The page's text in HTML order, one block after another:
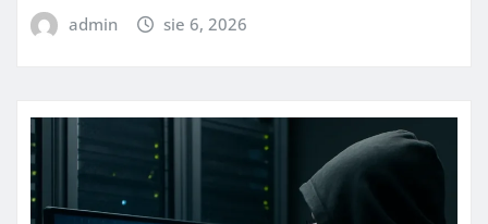
admin sie 6, 2026